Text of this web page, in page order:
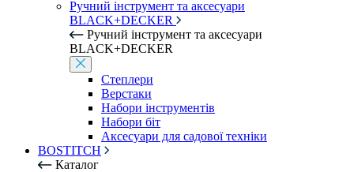
Ручний інструмент та аксесуари
BLACK+DECKER
Ручний інструмент та аксесуари
BLACK+DECKER
Степлери
Верстаки
Набори інструментів
Набори біт
Аксесуари для садової техніки
BOSTITCH
Каталог